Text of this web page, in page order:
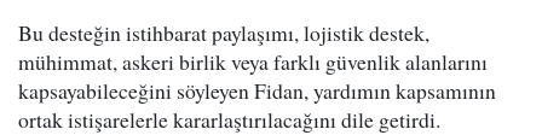
Bu desteğin istihbarat paylaşımı, lojistik destek,
mühimmat, askeri birlik veya farklı güvenlik alanlarını
kapsayabileceğini söyleyen Fidan, yardımın kapsamının
ortak istişarelerle kararlaştırılacağını dile getirdi.